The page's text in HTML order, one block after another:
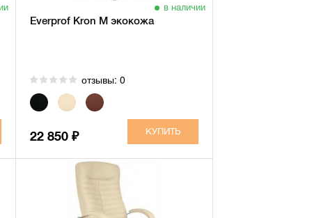
в наличии
Everprof Kron M экокожа
отзывы: 0
22 850 ₽